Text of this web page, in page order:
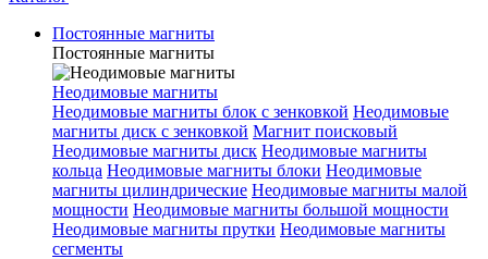
Постоянные магниты
Постоянные магниты
Неодимовые магниты
Неодимовые магниты блок с зенковкой Неодимовые
магниты диск с зенковкой Магнит поисковый
Неодимовые магниты диск Неодимовые магниты
кольца Неодимовые магниты блоки Неодимовые
магниты цилиндрические Неодимовые магниты малой
мощности Неодимовые магниты большой мощности
Неодимовые магниты прутки Неодимовые магниты
сегменты